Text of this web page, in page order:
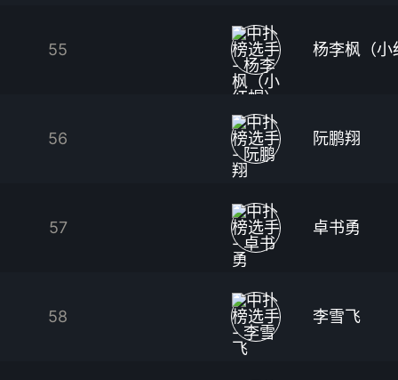
55 杨李枫（小
56 阮鹏翔
57 卓书勇
58 李雪飞